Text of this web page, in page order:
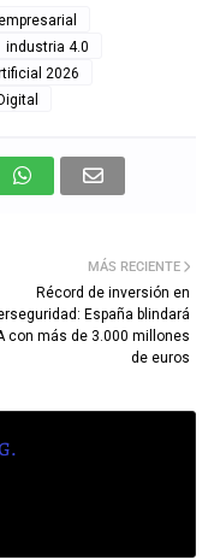
industria 4.0
2026
MÁS RECIENTE
Récord de inversión en
España blindará
con más de 3.000 millones
de euros